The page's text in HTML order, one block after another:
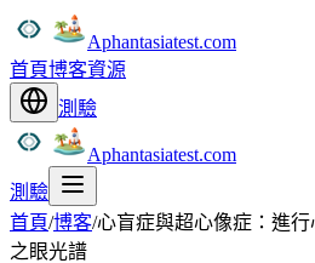
Aphantasiatest.com
首頁博客資源
測驗
Aphantasiatest.com
測驗
首頁/博客/心盲症與超心像症：進
之眼光譜